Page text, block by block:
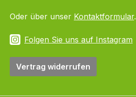
Oder über unser Kontaktformular.
Folgen Sie uns auf Instagram
Vertrag widerrufen